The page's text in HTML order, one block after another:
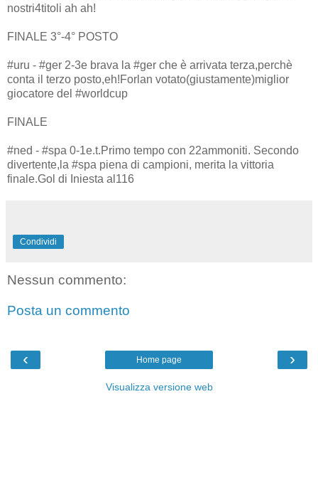
nostri4titoli ah ah!
FINALE 3°-4° POSTO
#uru - #ger 2-3e brava la #ger che è arrivata terza,perchè
conta il terzo posto,eh!Forlan votato(giustamente)miglior
giocatore del #worldcup
FINALE
#ned - #spa 0-1e.t.Primo tempo con 22ammoniti. Secondo
divertente,la #spa piena di campioni, merita la vittoria
finale.Gol di Iniesta al116
Condividi
Nessun commento:
Posta un commento
‹ ›
Home page
Visualizza versione web